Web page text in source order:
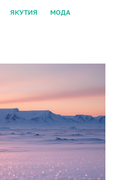
ЯКУТИЯ МОДА